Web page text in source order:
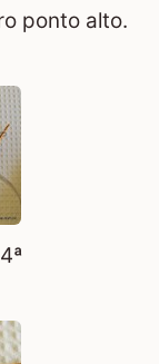
ponto alto.